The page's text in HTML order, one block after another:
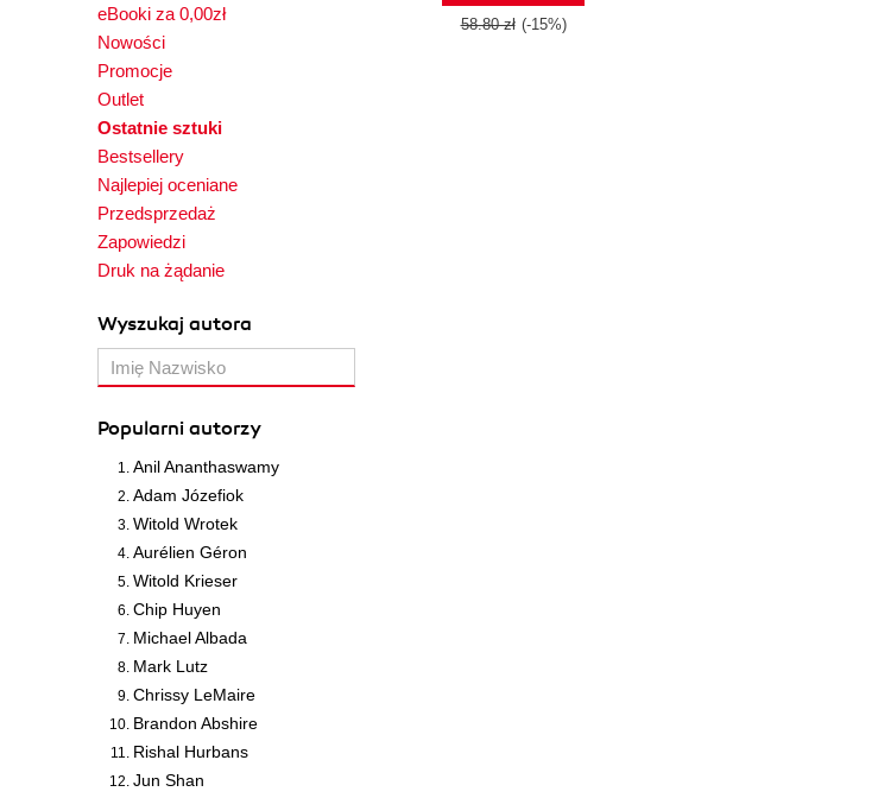
eBooki za 0,00zł
Nowości
Promocje
Outlet
Ostatnie sztuki
Bestsellery
Najlepiej oceniane
Przedsprzedaż
Zapowiedzi
Druk na żądanie
Wyszukaj autora
Popularni autorzy
Anil Ananthaswamy
Adam Józefiok
Witold Wrotek
Aurélien Géron
Witold Krieser
Chip Huyen
Michael Albada
Mark Lutz
Chrissy LeMaire
Brandon Abshire
Rishal Hurbans
Jun Shan
58.80 zł (-15%)